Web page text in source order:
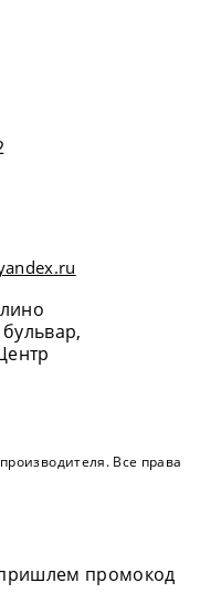
Все права
промокод